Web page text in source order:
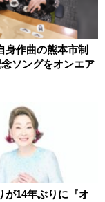
身作曲の熊本市制
ソングをオンエア
が14年ぶりに『オ